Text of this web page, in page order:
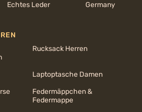
Echtes Leder Germany
Rucksack Herren
Laptoptasche Damen
Federmäppchen &
Federmappe